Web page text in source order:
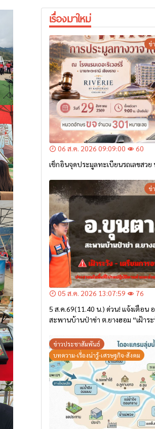
เรื่องมาใหม่
ข่
06 ส.ค. 2026 09:09:00
60
เช็กอินจุดประมูลทะเบียนรถเลขสวย
ข่
05 ส.ค. 2026 13:07:59
76
5 ส.ค.69(11.40 น.) ด่วน! แจ้งเตือน
สะพานบ้านป่าข่า ต.ยางฮอม “เฝ้าระ
ข่าวประชาสัมพันธ์
บทความ-เรื่องน่ารู้-เศรษฐกิจ-สังคม